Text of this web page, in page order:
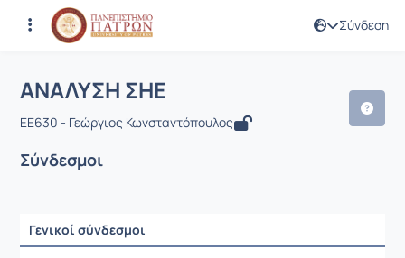
Σύνδεση
Αρχική Σελίδα
Μάθημα : ΑΝΑΛΥΣΗ ΣΗΕ
Κωδικός : EE630
ΑΝΑΛΥΣΗ ΣΗΕ
EE630 - Γεώργιος Κωνσταντόπουλος
Σύνδεσμοι
Γενικοί σύνδεσμοι
Ρυθμίσεις επιλογής / Αποτελέσματα